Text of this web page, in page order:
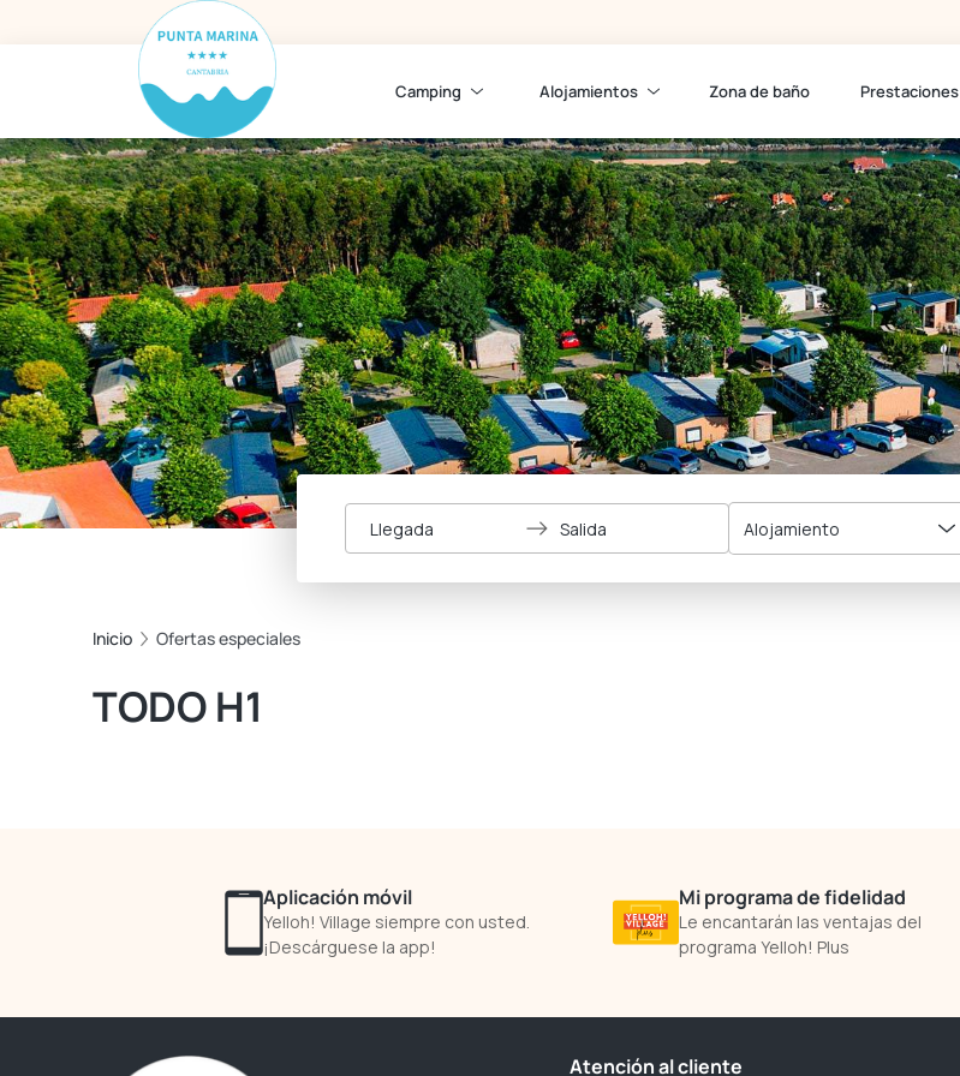
Camping Alojamientos Zona de baño Prestaciones
Llegada Salida Alojamiento
Inicio Ofertas especiales
TODO H1
Aplicación móvil
Yelloh! Village siempre con usted.
¡Descárguese la app!
Mi programa de fidelidad
Le encantarán las ventajas del
programa Yelloh! Plus
Atención al cliente